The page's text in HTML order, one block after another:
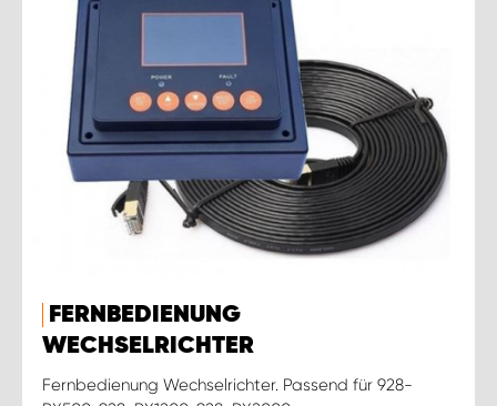
FERNBEDIENUNG
WECHSELRICHTER
Fernbedienung Wechselrichter. Passend für 928-